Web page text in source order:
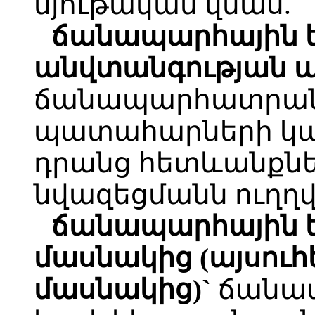
ճանապարհային
անվտանգության
պատահարների
դրանց
նվազեցմանն
ճանապարհային
մասնակից
մասնակից)`